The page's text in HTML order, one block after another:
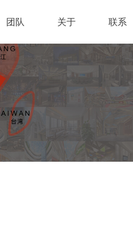
团队 关于 联系